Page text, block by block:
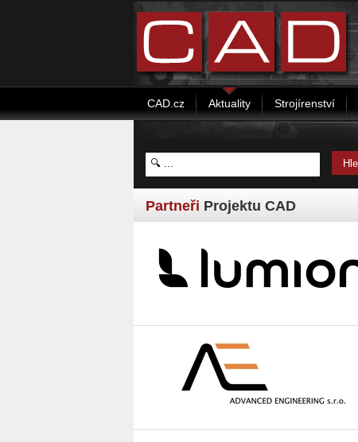
CAD.cz Aktuality Strojírenství
Partneři Projektu CAD